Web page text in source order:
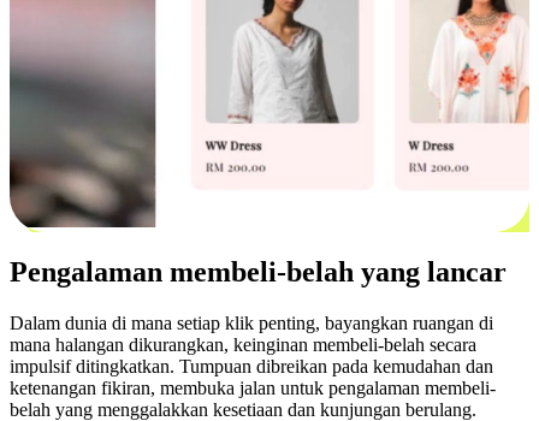
Pengalaman membeli-belah yang lancar
Dalam dunia di mana setiap klik penting, bayangkan ruangan di
mana halangan dikurangkan, keinginan membeli-belah secara
impulsif ditingkatkan. Tumpuan dibreikan pada kemudahan dan
ketenangan fikiran, membuka jalan untuk pengalaman membeli-
belah yang menggalakkan kesetiaan dan kunjungan berulang.